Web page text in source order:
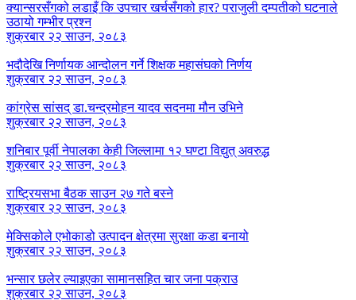
क्यान्सरसँगको लडाइँ कि उपचार खर्चसँगको हार? पराजुली दम्पतीको घटनाले
उठायो गम्भीर प्रश्न
शुक्रबार २२ साउन, २०८३
भदौदेखि निर्णायक आन्दोलन गर्ने शिक्षक महासंघको निर्णय
शुक्रबार २२ साउन, २०८३
कांग्रेस सांसद् डा‍‍.चन्द्रमोहन यादव सदनमा मौन उभिने
शुक्रबार २२ साउन, २०८३
शनिबार पूर्वी नेपालका केही जिल्लामा १२ घण्टा विद्युत् अवरुद्ध
शुक्रबार २२ साउन, २०८३
राष्ट्रियसभा बैठक साउन २७ गते बस्ने
शुक्रबार २२ साउन, २०८३
मेक्सिकोले एभोकाडो उत्पादन क्षेत्रमा सुरक्षा कडा बनायो
शुक्रबार २२ साउन, २०८३
भन्सार छलेर ल्याइएका सामानसहित चार जना पक्राउ
शुक्रबार २२ साउन, २०८३